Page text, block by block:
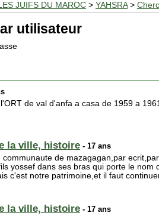
JUIFS DU MAROC > YAHSRA>
utilisateur
de val d'anfa a casa de 1959 a
la ville, histoire - 17 ans
de mazagagan,par
yossef dans ses bras qui porte le
c'est notre patrimoine,et il faut
la ville, histoire - 17 ans